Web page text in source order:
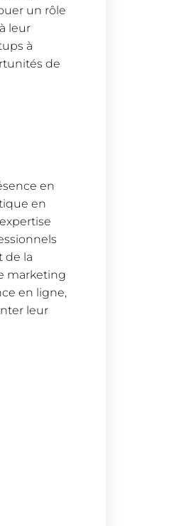
un rôle
leur
à
de
en
en
de la
marketing
en ligne,
leur